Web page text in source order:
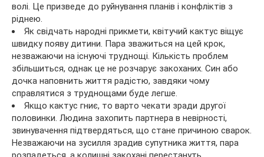
волі. Це призведе до руйнування планів і конфліктів з
ріднею.
Як свідчать народні прикмети, квітучий кактус віщує
швидку появу дитини. Пара зважиться на цей крок,
незважаючи на існуючі труднощі. Кількість проблем
збільшиться, однак це не розчарує закоханих. Син або
дочка наповнить життя радістю, завдяки чому
справлятися з труднощами буде легше.
Якщо кактус гниє, то варто чекати зради другої
половинки. Людина захопить партнера в невірності,
звинувачення підтвердяться, що стане причиною сварок.
Незважаючи на зусилля зрадив супутника життя, пара